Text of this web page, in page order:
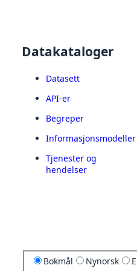
Datakataloger
Datasett
API-er
Begreper
Informasjonsmodeller
Tjenester og
hendelser
Bokmål Nynorsk